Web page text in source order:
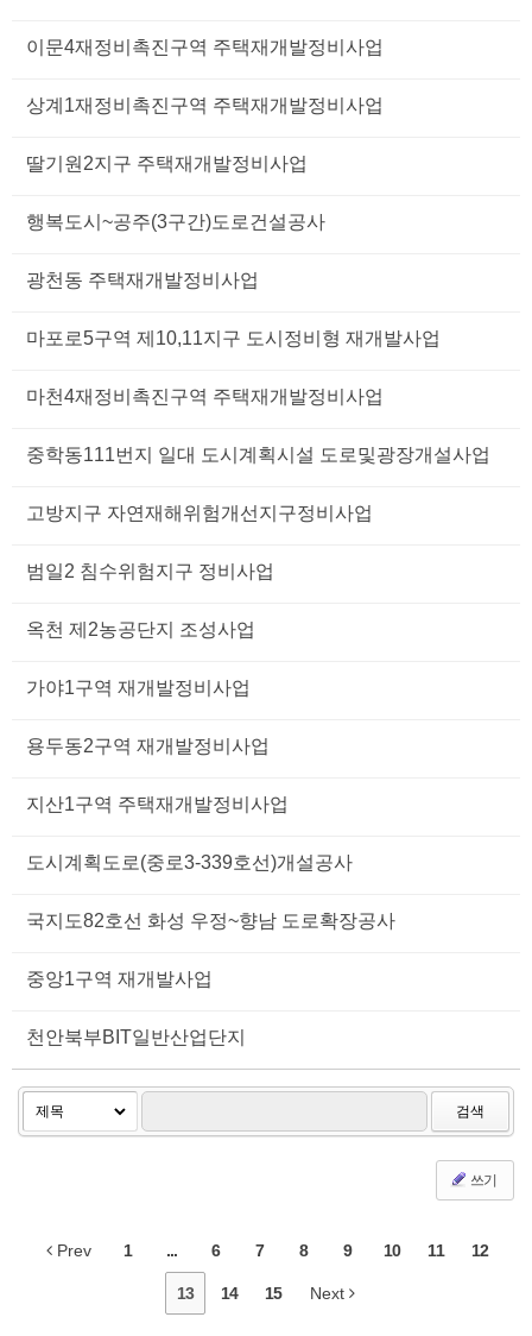
이문4재정비촉진구역 주택재개발정비사업
상계1재정비촉진구역 주택재개발정비사업
딸기원2지구 주택재개발정비사업
행복도시~공주(3구간)도로건설공사
광천동 주택재개발정비사업
마포로5구역 제10,11지구 도시정비형 재개발사업
마천4재정비촉진구역 주택재개발정비사업
중학동111번지 일대 도시계획시설 도로및광장개설사업
고방지구 자연재해위험개선지구정비사업
범일2 침수위험지구 정비사업
옥천 제2농공단지 조성사업
가야1구역 재개발정비사업
용두동2구역 재개발정비사업
지산1구역 주택재개발정비사업
도시계획도로(중로3-339호선)개설공사
국지도82호선 화성 우정~향남 도로확장공사
중앙1구역 재개발사업
천안북부BIT일반산업단지
검색
쓰기
Prev 1 ... 6 7 8 9 10 11 12
13 14 15 Next